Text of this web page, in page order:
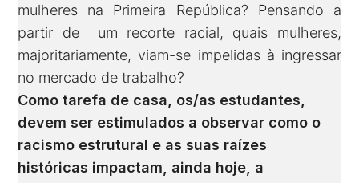
mulheres na Primeira República? Pensando a
partir de um recorte racial, quais mulheres,
majoritariamente, viam-se impelidas à ingressar
no mercado de trabalho?
Como tarefa de casa, os/as estudantes,
devem ser estimulados a observar como o
racismo estrutural e as suas raízes
históricas impactam, ainda hoje, a